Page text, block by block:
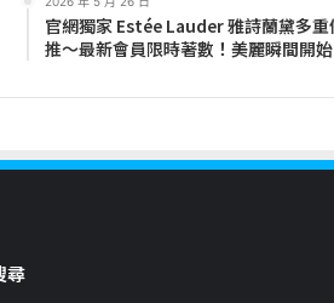
官網獨家 Estée Lauder 雅詩蘭黛多重
推～最新會員限時著數！美麗瞬間開始
尋